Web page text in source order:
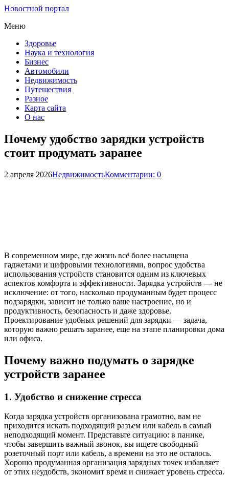
Новостной портал
Меню
Здоровье
Наука и технология
Бизнес
Автомобили
Недвижимость
Путешествия
Разное
Карта сайта
О нас
Почему удобство зарядки устройств
стоит продумать заранее
2 апреля 2026НедвижимостьКомментарии: 0
В современном мире, где жизнь всё более насыщена
гаджетами и цифровыми технологиями, вопрос удобства
использования устройств становится одним из ключевых
аспектов комфорта и эффективности. Зарядка устройств — не
исключение: от того, насколько продуманным будет процесс
подзарядки, зависит не только ваше настроение, но и
продуктивность, безопасность и даже здоровье.
Проектирование удобных решений для зарядки — задача,
которую важно решать заранее, еще на этапе планировки дома
или офиса.
Почему важно подумать о зарядке
устройств заранее
1. Удобство и снижение стресса
Когда зарядка устройств организована грамотно, вам не
приходится искать подходящий разъем или кабель в самый
неподходящий момент. Представьте ситуацию: в панике,
чтобы завершить важный звонок, вы ищете свободный
розеточный порт или кабель, а времени на это не осталось.
Хорошо продуманная организация зарядных точек избавляет
от этих неудобств, экономит время и снижает уровень стресса.